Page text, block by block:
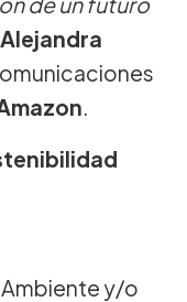
Alejandra
.
y/o